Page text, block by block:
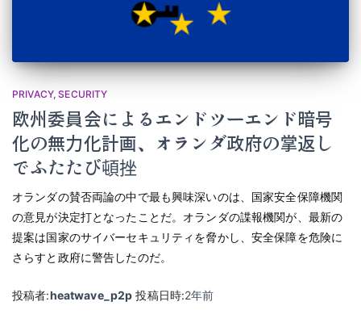
PRIVACY SECURITY
欧州委員会によるエンドツーエンド暗号
化の無力化計画、オランダ政府の掌返し
でふたたび頓挫
オランダの賛否両論の中で最も興味深いのは、国家安全保障機関
の意見が決定打となったことだ。オランダの諜報機関が、最新の
提案は国家のサイバーセキュリティを脅かし、安全保障を危険に
さらすと政府に警告したのだ。
投稿者:heatwave_p2p 投稿日時:2年前